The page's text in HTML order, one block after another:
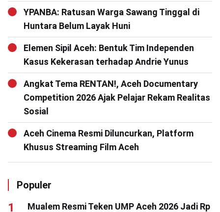
YPANBA: Ratusan Warga Sawang Tinggal di
Huntara Belum Layak Huni
Elemen Sipil Aceh: Bentuk Tim Independen
Kasus Kekerasan terhadap Andrie Yunus
Angkat Tema RENTAN!, Aceh Documentary
Competition 2026 Ajak Pelajar Rekam Realitas
Sosial
Aceh Cinema Resmi Diluncurkan, Platform
Khusus Streaming Film Aceh
Populer
Mualem Resmi Teken UMP Aceh 2026 Jadi Rp